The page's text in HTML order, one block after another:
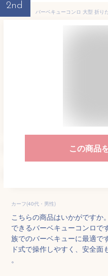
2nd
この商品
カーフ(40代・男性)
こちらの商品はいかがですか
できるバーベキューコンロで
族でのバーベキューに最適で
ド式で操作しやすく、安全
。